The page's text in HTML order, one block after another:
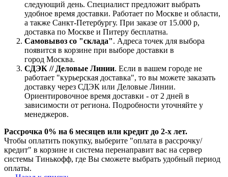
следующий день. Специалист предложит выбрать
удобное время доставки. Работает по Москве и области,
а также Санкт-Петербургу. При заказе от 15.000 р,
доставка по Москве и Питеру бесплатна.
Самовывоз со "склада". Адреса точек для выбора
появится в корзине при выборе доставки в
город Москва.
СДЭК // Деловые Линии. Если в вашем городе не
работает "курьерская доставка", то вы можете заказать
доставку через СДЭК или Деловые Линии.
Ориентировочное время доставки - от 2 дней в
зависимости от региона. Подробности уточняйте у
менеджеров.
Рассрочка 0% на 6 месяцев или кредит до 2-х лет.
Чтобы оплатить покупку, выберите "оплата в рассрочку/
кредит" в корзине и система перенаправит вас на сервер
системы Тинькофф, где Вы сможете выбрать удобный период
оплаты.